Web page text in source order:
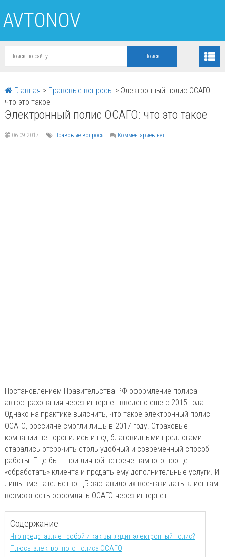
AVTONOV
Главная > Правовые вопросы > Электронный полис ОСАГО:
что это такое
Электронный полис ОСАГО: что это такое
06.09.2017 Правовые вопросы Комментариев нет
Постановлением Правительства РФ оформление полиса
автострахования через интернет введено еще с 2015 года.
Однако на практике выяснить, что такое электронный полис
ОСАГО, россияне смогли лишь в 2017 году. Страховые
компании не торопились и под благовидными предлогами
старались отсрочить столь удобный и современный способ
работы. Еще бы – при личной встрече намного проще
«обработать» клиента и продать ему дополнительные услуги. И
лишь вмешательство ЦБ заставило их все-таки дать клиентам
возможность оформлять ОСАГО через интернет.
Содержание
Что представляет собой и как выглядит электронный полис?
Плюсы электронного полиса ОСАГО